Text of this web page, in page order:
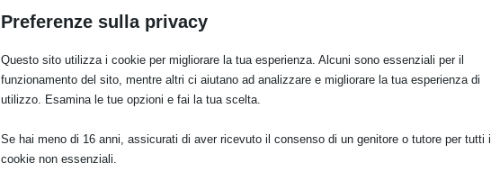
materno, ogni singola goccia in più di latte materno sono
i neonati per essere trattati così.
si porgono i più cordiali saluti
Preferenze sulla privacy
Questo sito utilizza i cookie per migliorare la tua esperienza. Alcuni sono essenziali per il
funzionamento del sito, mentre altri ci aiutano ad analizzare e migliorare la tua esperienza di
utilizzo. Esamina le tue opzioni e fai la tua scelta.
Se hai meno di 16 anni, assicurati di aver ricevuto il consenso di un genitore o tutore per tutti i
cookie non essenziali.